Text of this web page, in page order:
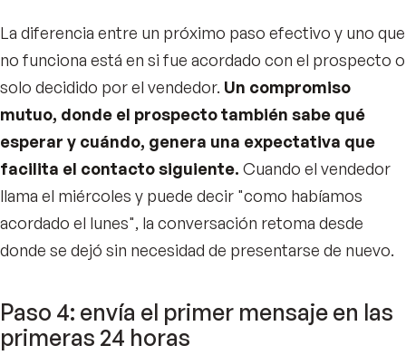
La diferencia entre un próximo paso efectivo y uno que
no funciona está en si fue acordado con el prospecto o
solo decidido por el vendedor. Un compromiso
mutuo, donde el prospecto también sabe qué
esperar y cuándo, genera una expectativa que
facilita el contacto siguiente. Cuando el vendedor
llama el miércoles y puede decir "como habíamos
acordado el lunes", la conversación retoma desde
donde se dejó sin necesidad de presentarse de nuevo.
Paso 4: envía el primer mensaje en las
primeras 24 horas